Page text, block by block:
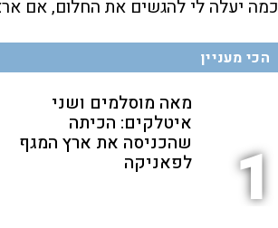
כמה יעלה לי להגשים את החלום, אם
הכי מעניין
1
מאה מוסלמים ושני
איטלקים: הכיתה
שהכניסה את ארץ המגף
לפאניקה